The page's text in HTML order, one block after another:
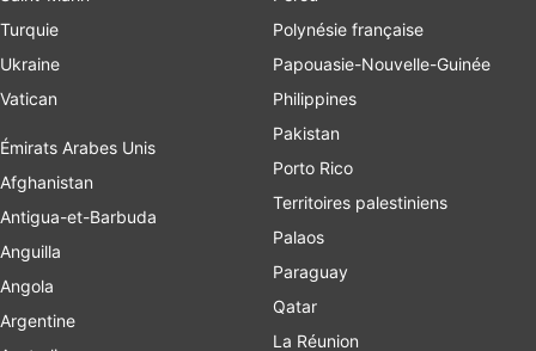
Turquie
Ukraine
Vatican
Émirats Arabes Unis
Afghanistan
Antigua-et-Barbuda
Anguilla
Angola
Argentine
Polynésie française
Papouasie-Nouvelle-Guinée
Philippines
Pakistan
Porto Rico
Territoires palestiniens
Palaos
Paraguay
Qatar
La Réunion